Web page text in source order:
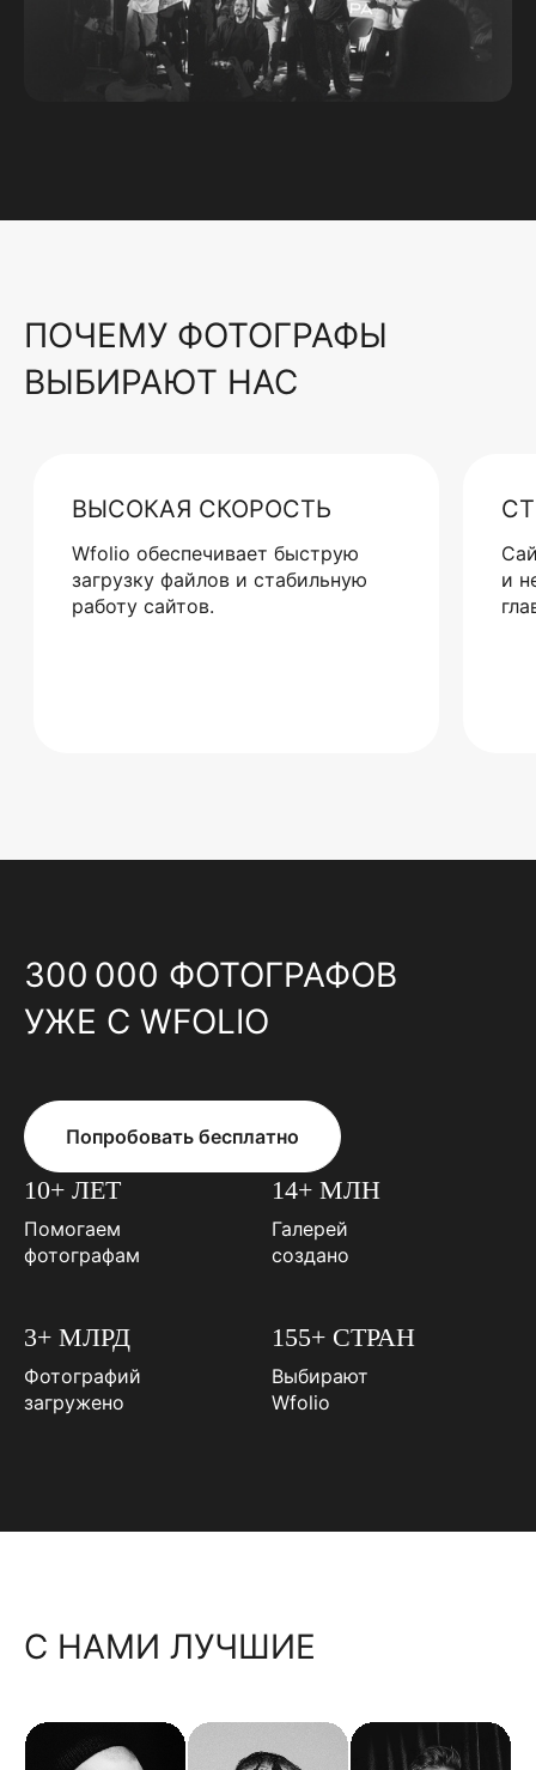
ПОЧЕМУ ФОТОГРАФЫ
ВЫБИРАЮТ НАС
ВЫСОКАЯ СКОРОСТЬ
Wfolio обеспечивает быструю
загрузку файлов и стабильную
работу сайтов.
и
300 000 ФОТОГРАФОВ
УЖЕ С WFOLIO
Попробовать бесплатно
10+ ЛЕТ
Помогаем
фотографам
14+ МЛН
Галерей
создано
3+ МЛРД
Фотографий
загружено
155+ СТРАН
Выбирают
Wfolio
С НАМИ ЛУЧШИЕ